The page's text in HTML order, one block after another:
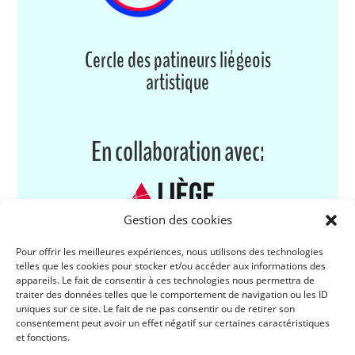
Gestion des cookies
Pour offrir les meilleures expériences, nous utilisons des technologies
telles que les cookies pour stocker et/ou accéder aux informations des
appareils. Le fait de consentir à ces technologies nous permettra de
traiter des données telles que le comportement de navigation ou les ID
uniques sur ce site. Le fait de ne pas consentir ou de retirer son
consentement peut avoir un effet négatif sur certaines caractéristiques
et fonctions.
Cercle des patineurs liégeois
artistique
En collaboration avec:
Derniers articles: